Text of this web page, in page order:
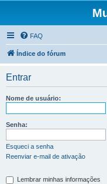
FAQ
Índice do fórum
Entrar
Nome de usuário:
Senha:
Esqueci a senha
Reenviar e-mail de ativação
Lembrar minhas informações